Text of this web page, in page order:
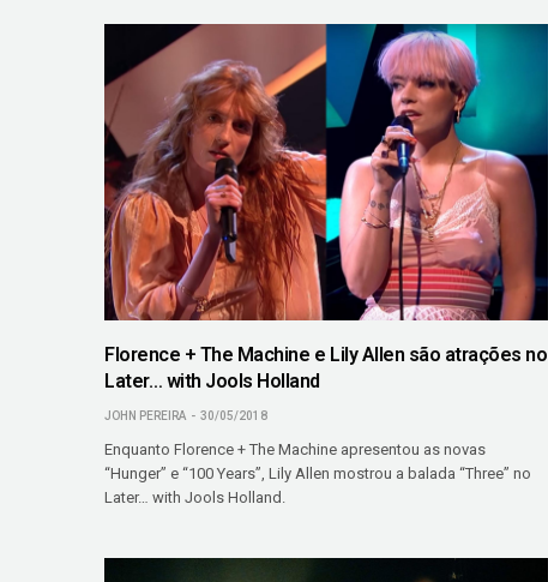
Florence + The Machine e Lily Allen são atrações no
Later… with Jools Holland
JOHN PEREIRA 30/05/2018
Enquanto Florence + The Machine apresentou as novas
“Hunger” e “100 Years”, Lily Allen mostrou a balada “Three” no
Later… with Jools Holland.